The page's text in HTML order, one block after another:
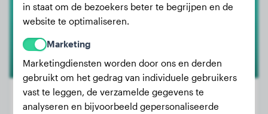
in staat om de bezoekers beter te begrijpen en de
website te optimaliseren.
Marketing
Marketingdiensten worden door ons en derden
gebruikt om het gedrag van individuele gebruikers
vast te leggen, de verzamelde gegevens te
analyseren en bijvoorbeeld gepersonaliseerde